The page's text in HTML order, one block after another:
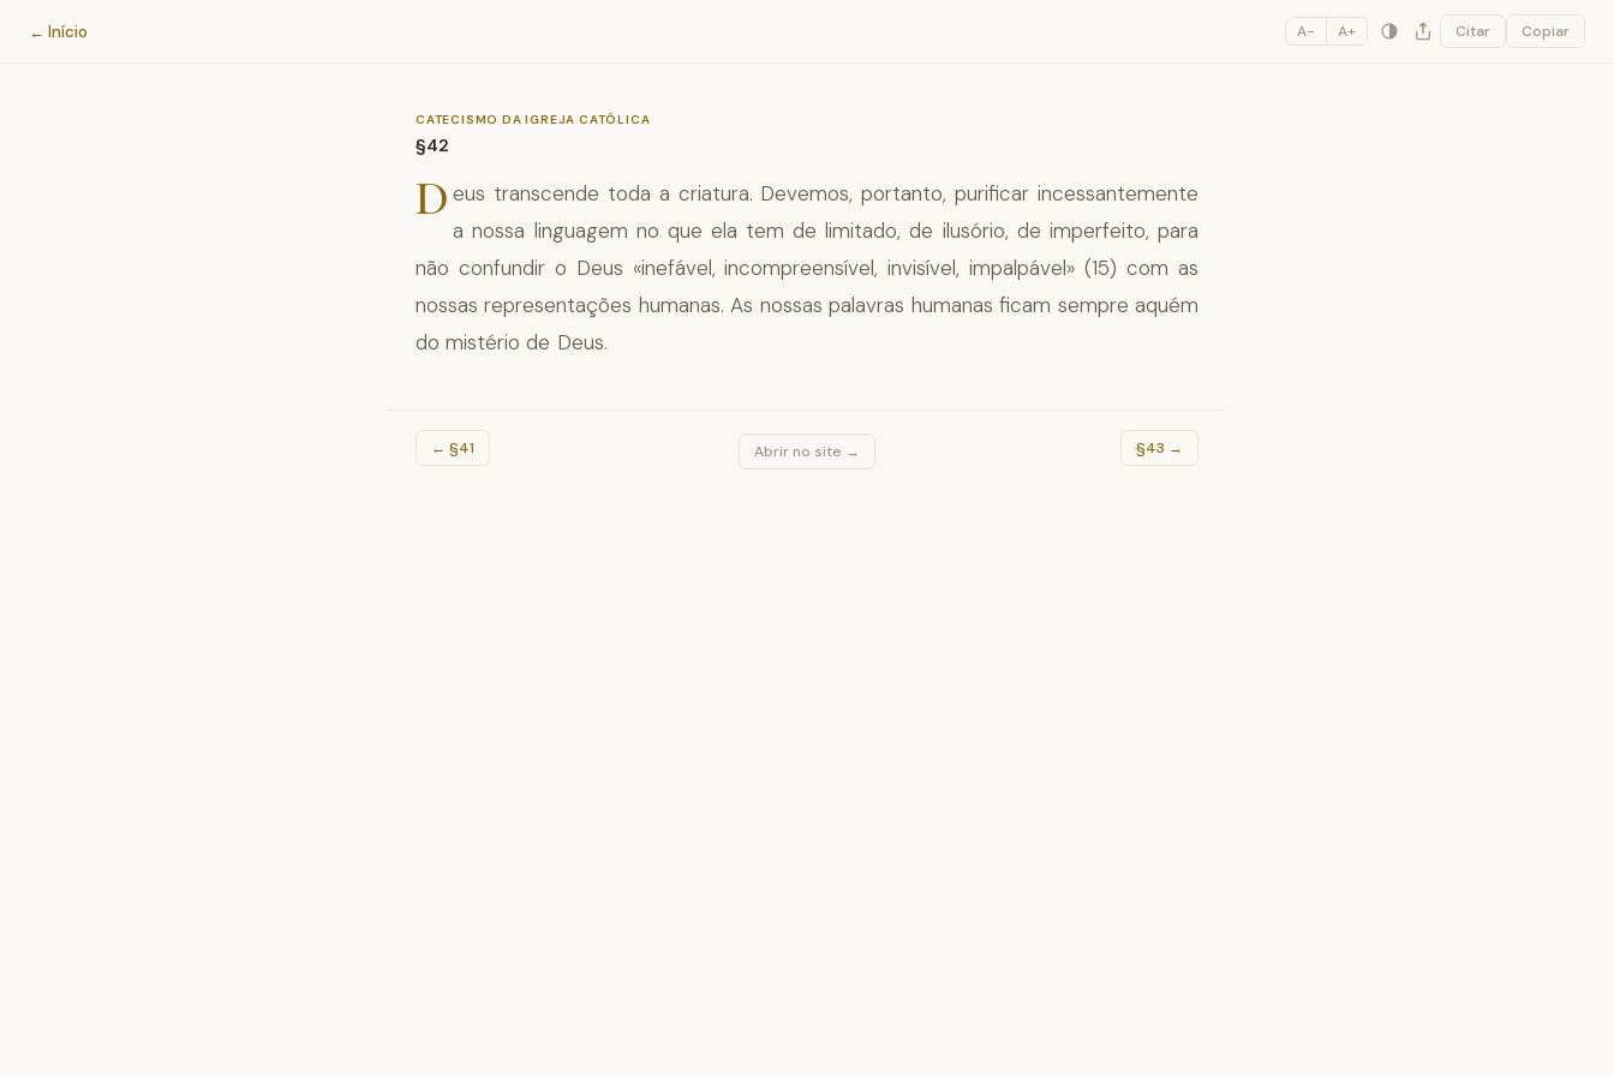
Catecismo da Igreja Católica
← Início A− A+ Citar Copiar
CATECISMO DA IGREJA CATÓLICA
§42
D eus transcende toda a criatura. Devemos, portanto, purificar incessantemente
a nossa linguagem no que ela tem de limitado, de ilusório, de imperfeito, para
não confundir o Deus «inefável, incompreensível, invisível, impalpável» (15) com as
nossas representações humanas. As nossas palavras humanas ficam sempre aquém
do mistério de Deus.
← §41 Abrir no site → §43 →